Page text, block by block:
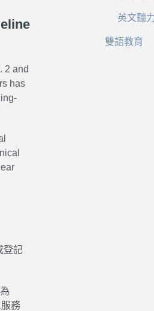
2 and
has
登記
務
英文聽
雙語教育